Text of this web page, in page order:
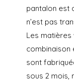
pantalon est
n’est pas
Les matières
combinaison
sont
sous 2 mois,